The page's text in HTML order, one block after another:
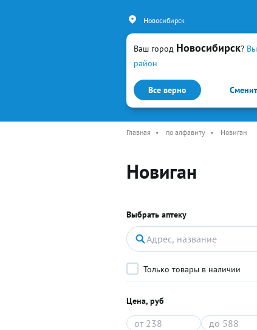
Ваш город Новосибирск?
район
Все верно
Новосибирск
Каталог Простуда
Главная • по алфавиту • Новиган
Новиган
Выбрать аптеку
Только товары в наличии
Цена, руб